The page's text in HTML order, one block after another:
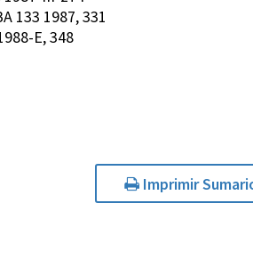
133 1987, 331
E, 348
Imprimir